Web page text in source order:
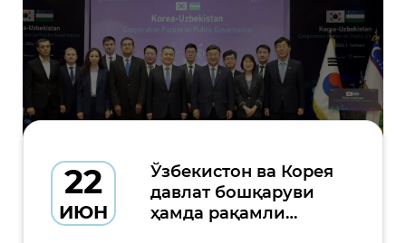
22
ИЮН
Ўзбекистон ва Корея
давлат бошқаруви
ҳамда рақамли